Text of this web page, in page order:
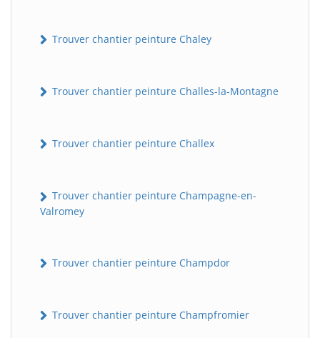
Trouver chantier peinture Chaley
Trouver chantier peinture Challes-la-Montagne
Trouver chantier peinture Challex
Trouver chantier peinture Champagne-en-
Valromey
Trouver chantier peinture Champdor
Trouver chantier peinture Champfromier